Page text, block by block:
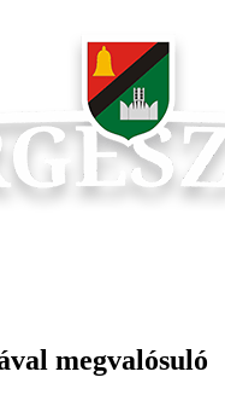
megvalósuló